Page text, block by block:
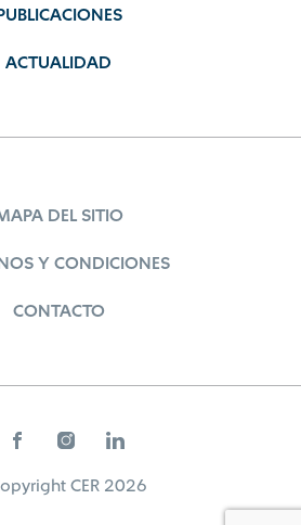
PUBLICACIONES
ACTUALIDAD
DEL SITIO
Y CONDICIONES
CONTACTO
CER 2026